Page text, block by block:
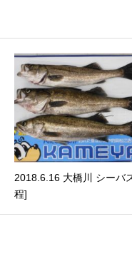
2018.6.16 大橋川 シーバ
程]